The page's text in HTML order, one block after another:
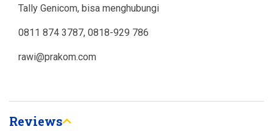
Tally Genicom, bisa menghubungi
0811 874 3787, 0818-929 786
rawi@prakom.com
Reviews